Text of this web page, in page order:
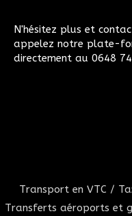
N'hésitez plus et
appelez notre plate-
directement au 0648
Transport en VTC /
Transferts aéroports et